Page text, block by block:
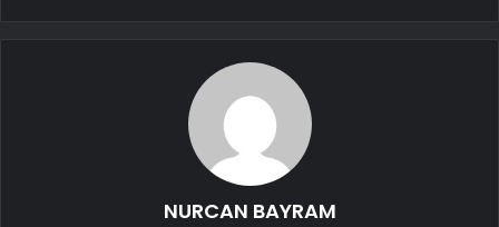
NURCAN BAYRAM